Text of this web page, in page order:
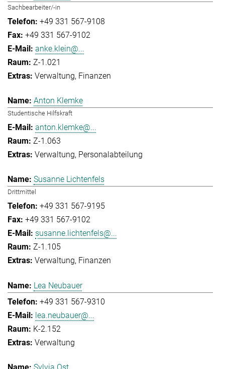
Sachbearbeiter/-in
+49 331 567-9108
+49 331 567-9102
anke.klein@...
Z-1.021
Verwaltung Finanzen
Anton Klemke
Studentische Hilfskraft
anton.klemke@...
Z-1.063
Verwaltung Personalabteilung
Susanne Lichtenfels
Drittmittel
+49 331 567-9195
+49 331 567-9102
susanne.lichtenfels@...
Z-1.105
Verwaltung Finanzen
Lea Neubauer
+49 331 567-9310
lea.neubauer@...
K-2.152
Verwaltung